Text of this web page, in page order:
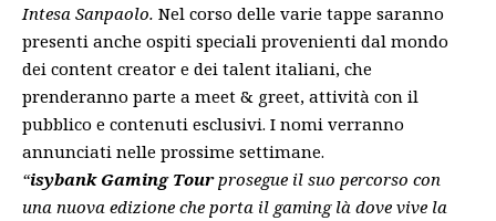
Intesa Sanpaolo. Nel corso delle varie tappe saranno
presenti anche ospiti speciali provenienti dal mondo
dei content creator e dei talent italiani, che
prenderanno parte a meet & greet, attività con il
pubblico e contenuti esclusivi. I nomi verranno
annunciati nelle prossime settimane.
“isybank Gaming Tourprosegue il suo percorso con
una nuova edizione che porta il gaming là dove vive la